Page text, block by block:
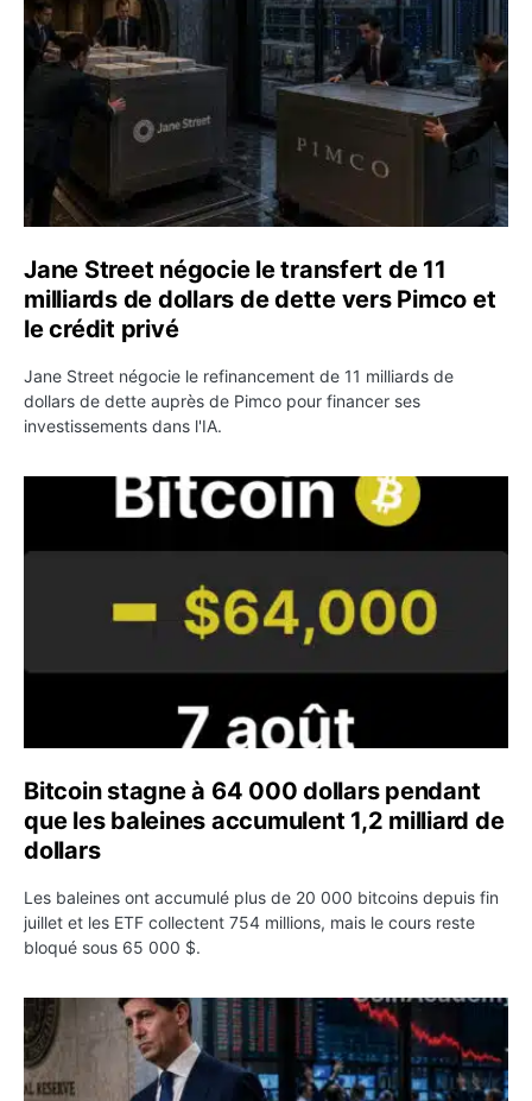
Jane Street négocie le transfert de 11
milliards de dollars de dette vers Pimco et
le crédit privé
Jane Street négocie le refinancement de 11 milliards de
dollars de dette auprès de Pimco pour financer ses
investissements dans l'IA.
Bitcoin stagne à 64 000 dollars pendant que les
Bitcoin stagne à 64 000 dollars pendant
que les baleines accumulent 1,2 milliard de
dollars
Les baleines ont accumulé plus de 20 000 bitcoins depuis fin
juillet et les ETF collectent 754 millions, mais le cours reste
bloqué sous 65 000 $.
Kevin Warsh maintient sa communication minimaliste